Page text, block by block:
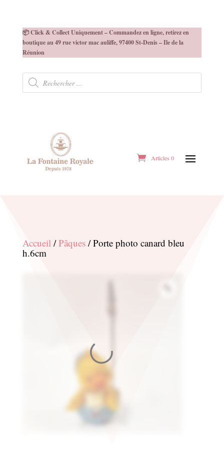
📦 Click & Collect Uniquement – Commandez en ligne, retirez en
boutique au 49 rue victor mac auliffe, 97400 St-Denis – Ile de la
Réunion
Recherche
produits
Articles 0
Accueil/Pâques/ Porte photo canard bleu
h.6cm